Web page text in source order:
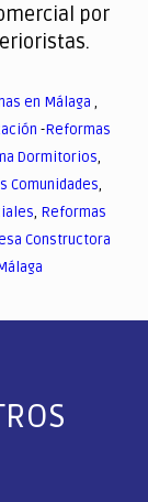
por
en Málaga ,
-Reformas
Dormitorios,
Comunidades,
, Reformas
Constructora